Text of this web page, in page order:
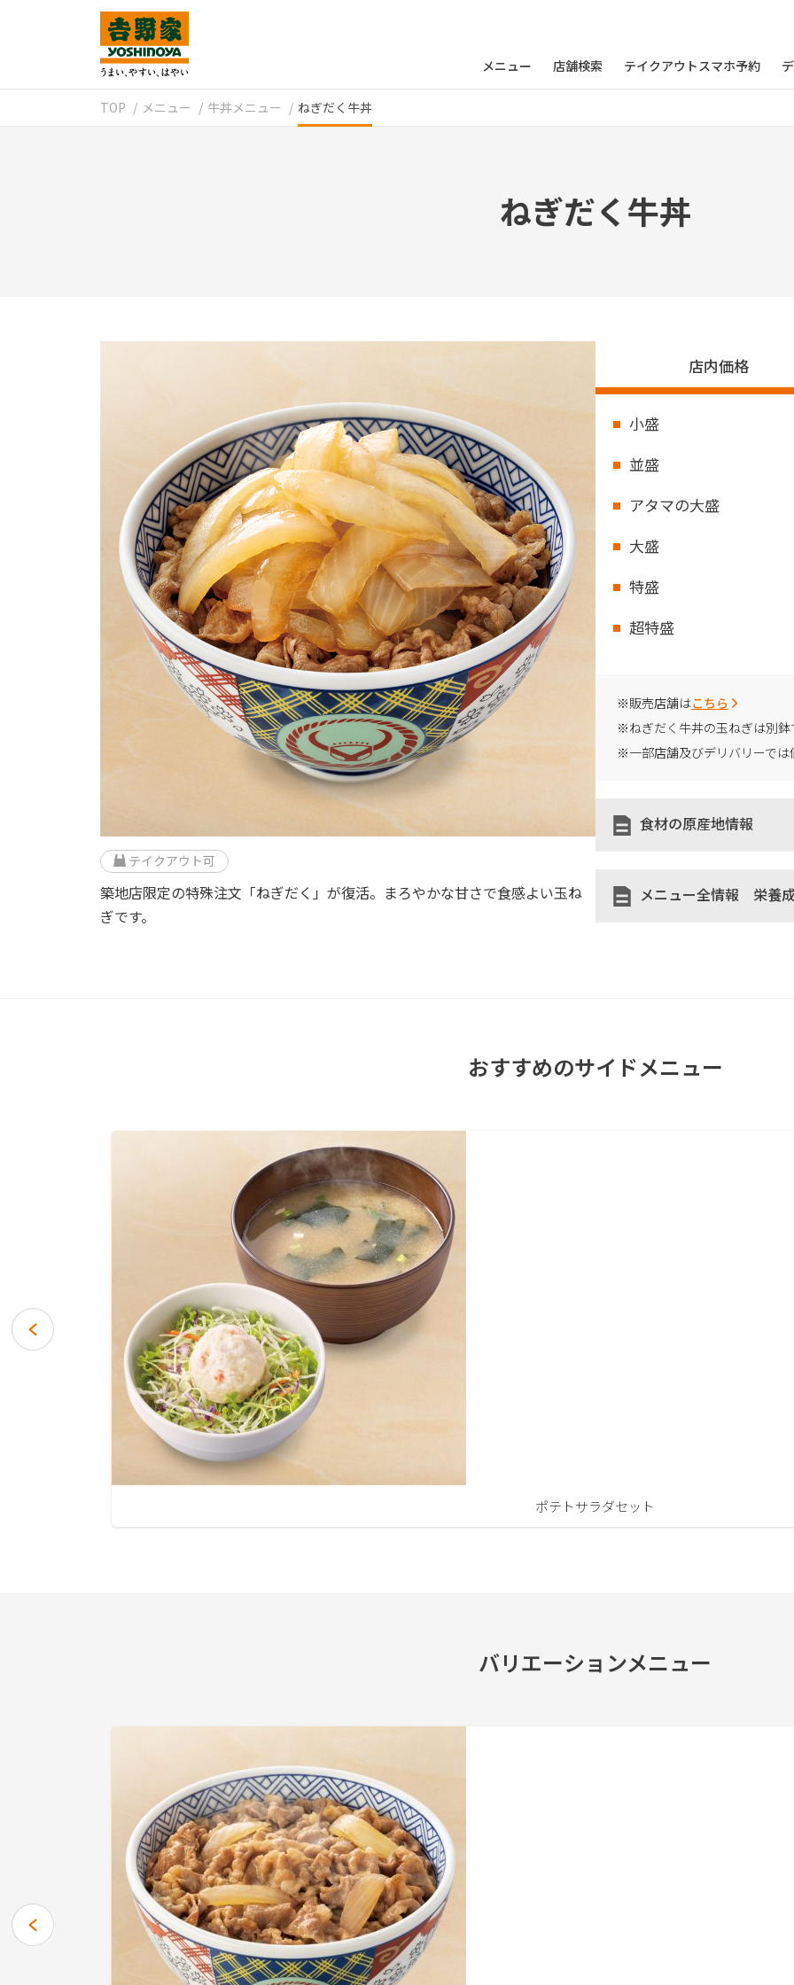
メニュー 店舗検索 テイクアウトスマホ予約
TOP メニュー 牛丼メニュー ねぎだく牛丼
ねぎだく牛丼
築地店限定の特殊注文「ねぎだく」が復活。まろやかな甘さで食感よい玉ね
ぎです。
テイクアウト可
店内価格
小盛
並盛
アタマの大盛
大盛
特盛
超特盛
※販売店舗はこちら
※ねぎだく牛丼の玉ねぎは別鉢
※一部店舗及びデリバリーでは
食材の原産地情報
メニュー全情報 栄養
おすすめのサイドメニュー
ポテトサラダセット
バリエーションメニュー